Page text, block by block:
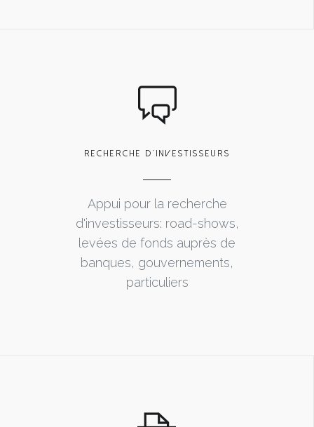
RECHERCHE D'INVESTISSEURS
Appui pour la recherche
d'investisseurs: road-shows,
levées de fonds auprès de
banques, gouvernements,
particuliers